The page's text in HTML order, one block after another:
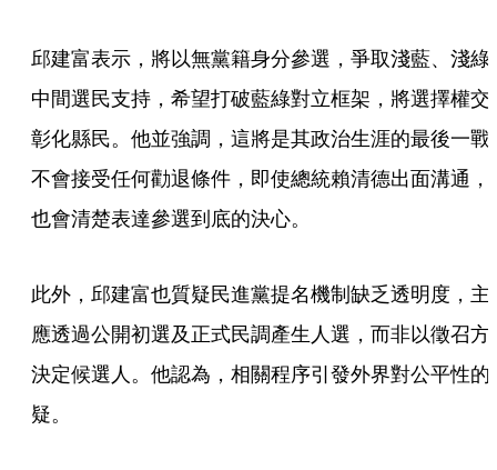
邱建富表示，將以無黨籍身分參選，爭取淺藍、淺綠
中間選民支持，希望打破藍綠對立框架，將選擇權交
彰化縣民。他並強調，這將是其政治生涯的最後一戰
不會接受任何勸退條件，即使總統賴清德出面溝通，
也會清楚表達參選到底的決心。
此外，邱建富也質疑民進黨提名機制缺乏透明度，主
應透過公開初選及正式民調產生人選，而非以徵召方
決定候選人。他認為，相關程序引發外界對公平性的
疑。